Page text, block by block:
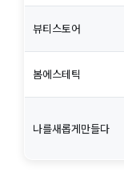
뷰티스토어
봄에스테틱
나를새롭게만들다